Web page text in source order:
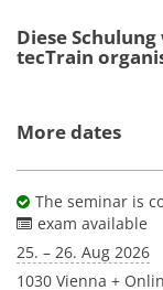
Diese
tecTrain
More dates
The seminar is
exam available
25. – 26. Aug 2026
1030 Vienna +